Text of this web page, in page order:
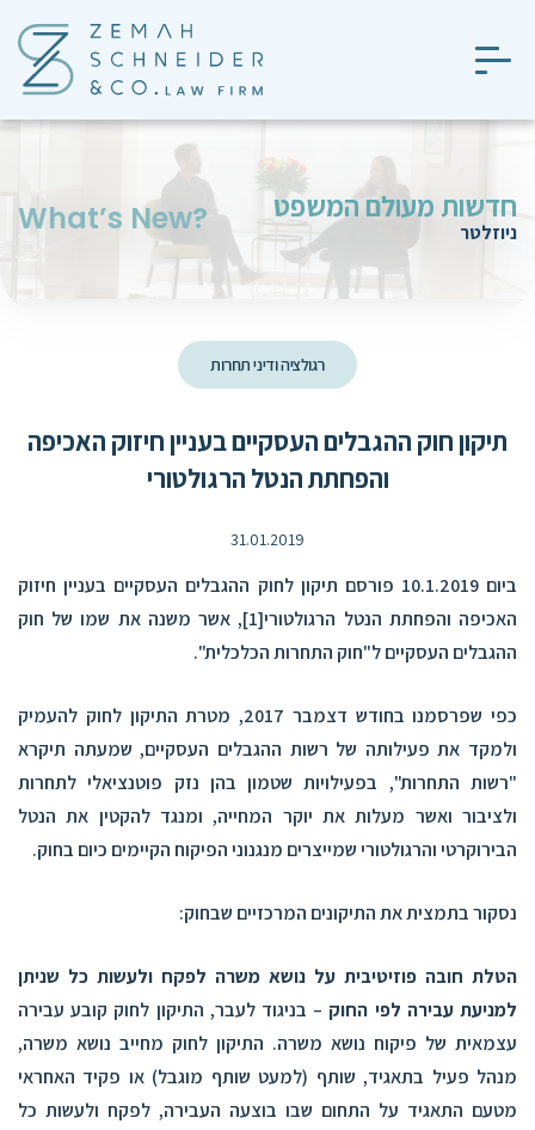
חדשות מעולם המשפט
ניוזלטר ?What’s New
רגולציה ודיני תחרות
תיקון חוק ההגבלים העסקיים בעניין חיזוק האכיפה
והפחתת הנטל הרגולטורי
31.01.2019
ביום 10.1.2019 פורסם
תיקון לחוק ההגבלים העסקיים בעניין חיזוק
האכיפה והפחתת הנטל הרגולטורי[1]
, אשר משנה את שמו של חוק
ההגבלים העסקיים ל"חוק התחרות הכלכלית".
כפי שפרסמנו בחודש דצמבר 2017
, מטרת התיקון לחוק להעמיק
ולמקד את פעילותה של רשות ההגבלים העסקיים, שמעתה תיקרא
"רשות התחרות", בפעילויות שטמון בהן נזק פוטנציאלי לתחרות
ולציבור ואשר מעלות את יוקר המחייה, ומנגד להקטין את הנטל
הבירוקרטי והרגולטורי שמייצרים מנגנוני הפיקוח הקיימים כיום בחוק.
נסקור בתמצית את התיקונים המרכזיים שבחוק:
הטלת חובה פוזיטיבית על נושא משרה לפקח ולעשות כל שניתן
למניעת עבירה לפי החוק – בניגוד לעבר, התיקון לחוק קובע עבירה
עצמאית של פיקוח נושא משרה. התיקון לחוק מחייב נושא משרה,
מנהל פעיל בתאגיד, שותף (למעט שותף מוגבל) או פקיד האחראי
מטעם התאגיד על התחום שבו בוצעה העבירה, לפקח ולעשות כל